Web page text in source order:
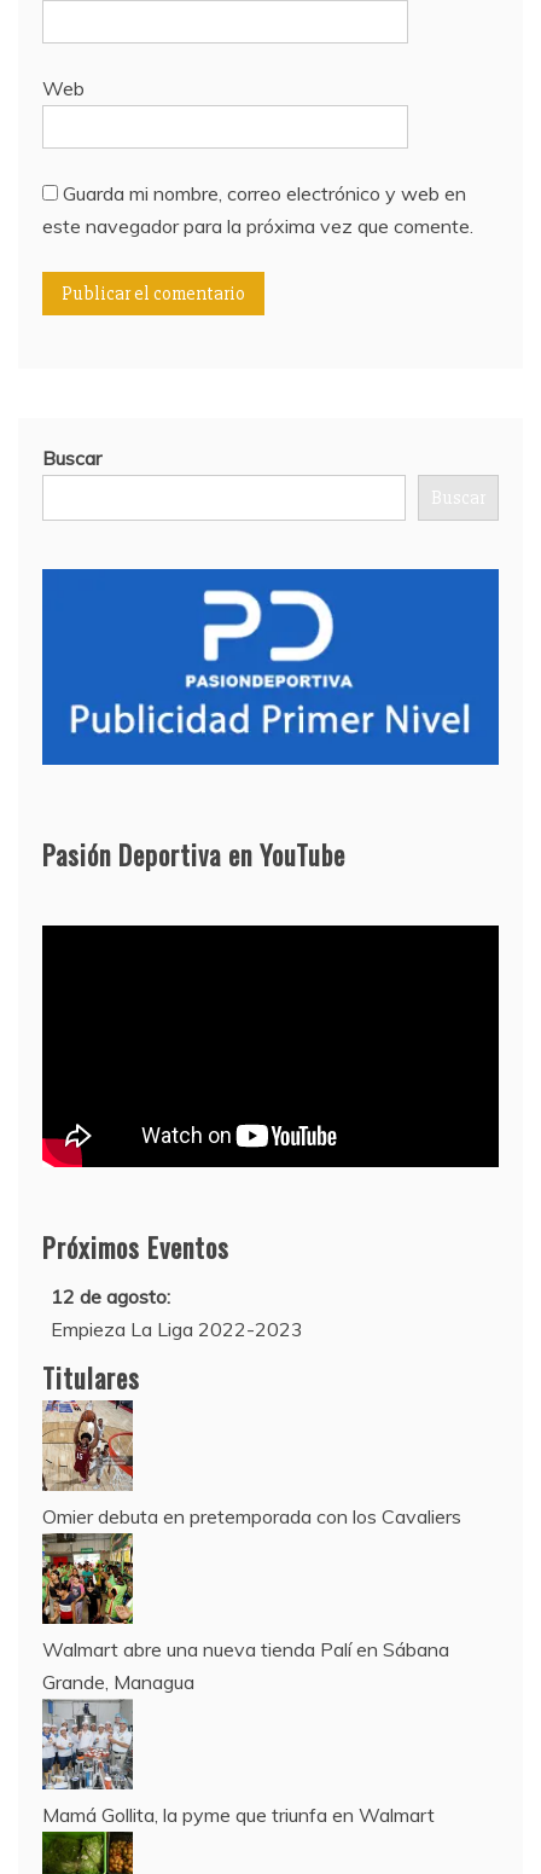
Web
Guarda mi nombre, correo electrónico y web en
este navegador para la próxima vez que comente.
Buscar
Buscar
Pasión Deportiva en YouTube
Próximos Eventos
12 de agosto:
Empieza La Liga 2022-2023
10 de agosto:
Supercopa de Europa 2022
Titulares
Omier debuta en pretemporada con los Cavaliers
Walmart abre una nueva tienda Palí en Sábana
Grande, Managua
Mamá Gollita, la pyme que triunfa en Walmart